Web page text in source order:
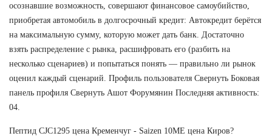
осознавшие возможность, совершают финансовое самоубийство,
приобретая автомобиль в долгосрочный кредит: Автокредит берётся
на максимальную сумму, которую может дать банк. Достаточно
взять распределение с рынка, расшифровать его (разбить на
несколько сценариев) и попытаться понять — правильно ли рынок
оценил каждый сценарий. Профиль пользователя Свернуть Боковая
панель профиля Свернуть Ашот Форумянин Последняя активность:
04.
Пептид CJC1295 цена Кременчуг - Saizen 10ME цена Киров?